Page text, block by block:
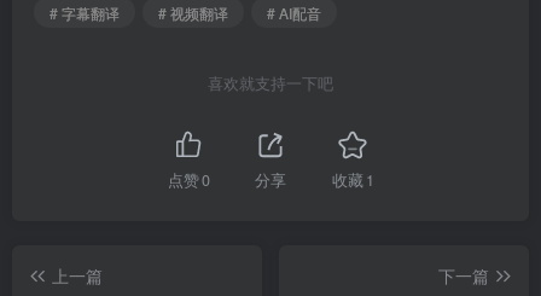
# 字幕翻译
# 视频翻译 # AI配音
喜欢就支持一下吧
点赞0 分享 收藏1
上一篇
下一篇